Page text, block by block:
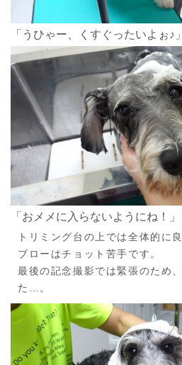
「うひゃー、くすぐったいよぉ♪」
「おメメに入らないようにね！」
トリミング台の上では全体的に
ブローはチョット苦手です。
最後の記念撮影では緊張のため
た…。